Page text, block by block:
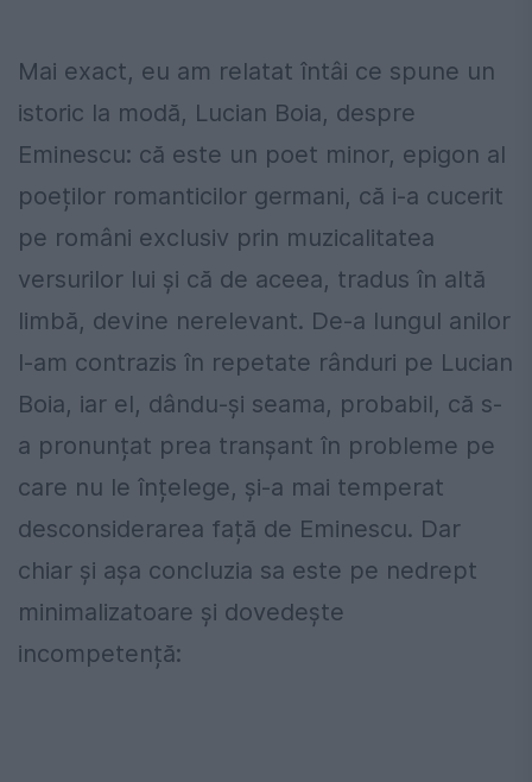
Mai exact, eu am relatat întâi ce spune un
istoric la modă, Lucian Boia, despre
Eminescu: că este un poet minor, epigon al
poeților romanticilor germani, că i-a cucerit
pe români exclusiv prin muzicalitatea
versurilor lui și că de aceea, tradus în altă
limbă, devine nerelevant. De-a lungul anilor
l-am contrazis în repetate rânduri pe Lucian
Boia, iar el, dându-și seama, probabil, că s-
a pronunțat prea tranșant în probleme pe
care nu le înțelege, și-a mai temperat
desconsiderarea față de Eminescu. Dar
chiar și așa concluzia sa este pe nedrept
minimalizatoare și dovedește
incompetență: